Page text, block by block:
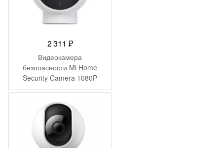
2 311 ₽
Видеокамера
безопасности Mi Home
Security Camera 1080P
(Magnetic Mount)